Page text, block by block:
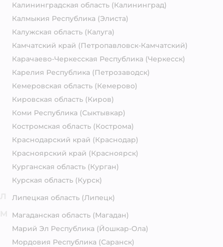
Калининградская область (Калининград)
Калмыкия Республика (Элиста)
Калужская область (Калуга)
Камчатский край (Петропавловск-Камчатский)
Карачаево-Черкесская Республика (Черкесск)
Карелия Республика (Петрозаводск)
Кемеровская область (Кемерово)
Кировская область (Киров)
Коми Республика (Сыктывкар)
Костромская область (Кострома)
Краснодарский край (Краснодар)
Красноярский край (Красноярск)
Курганская область (Курган)
Курская область (Курск)
Липецкая область (Липецк)
Магаданская область (Магадан)
Марий Эл Республика (Йошкар-Ола)
Мордовия Республика (Саранск)